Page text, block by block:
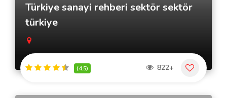
Türkiye sanayi rehberi sektör sektör
türkiye
(4.5) 822+